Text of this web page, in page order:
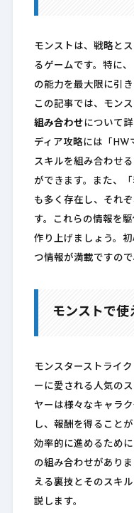
モンストは、戦略と
るゲームです。特に
の能力を最大限に引
この記事では、モン
組み合わせについて
ディア攻略には「HW
スキルを組み合わせ
ができます。また、
も多く存在し、それ
す。これらの情報を
作り上げましょう。
つ情報が満載ですの
モンストで使
モンスターストライ
ーに愛される人気の
ヤーは様々なキャラ
し、報酬を得ること
効率的に進めるため
の組み合わせがあり
える裏技とそのスキ
説します。